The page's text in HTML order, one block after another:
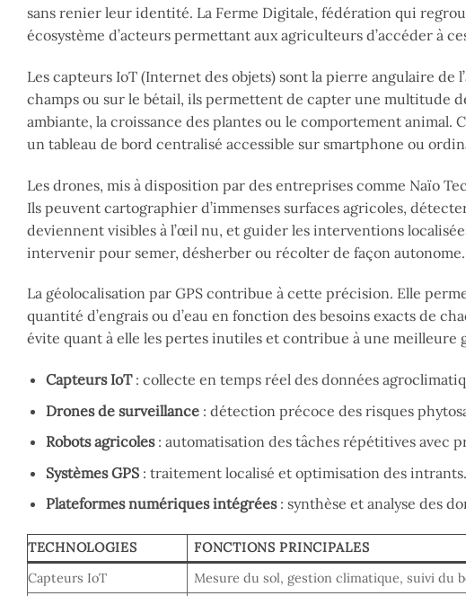
sans renier leur identité. La Ferme Digitale, fédération qui
écosystème d’acteurs permettant aux agriculteurs d’accéder à
Les capteurs IoT (Internet des objets) sont la pierre angulaire
champs ou sur le bétail, ils permettent de capter une multitude
ambiante, la croissance des plantes ou le comportement animal.
un tableau de bord centralisé accessible sur smartphone ou
Les drones, mis à disposition par des entreprises comme Naïo
Ils peuvent cartographier d’immenses surfaces agricoles,
deviennent visibles à l’œil nu, et guider les interventions
intervenir pour semer, désherber ou récolter de façon autonome.
La géolocalisation par GPS contribue à cette précision. Elle
quantité d’engrais ou d’eau en fonction des besoins exacts de
évite quant à elle les pertes inutiles et contribue à une meilleure
Capteurs IoT: collecte en temps réel des données
Drones de surveillance: détection précoce des risques
Robots agricoles: automatisation des tâches répétitives avec
Systèmes GPS: traitement localisé et optimisation des intrants.
Plateformes numériques intégrées: synthèse et analyse des
TECHNOLOGIES FONCTIONS PRINCIPALES
Capteurs IoT
Mesure du sol, gestion climatique, suivi du